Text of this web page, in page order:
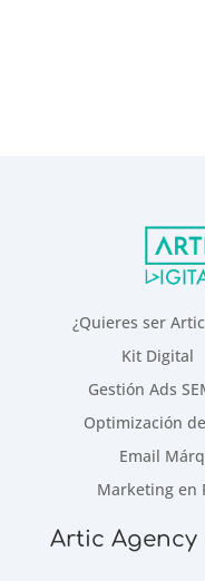
¿Quieres ser
Kit Digital
Gestión Ads
Optimización
Email
Marketing en
Artic Agency